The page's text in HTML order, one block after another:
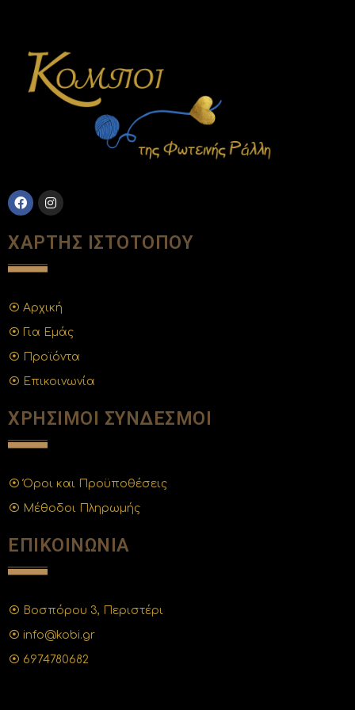
ΧΑΡΤΗΣ ΙΣΤΟΤΟΠΟΥ
Αρχική
Για Εμάς
Προϊόντα
Επικοινωνία
ΧΡΗΣΙΜΟΙ ΣΥΝΔΕΣΜΟΙ
Όροι και Προϋποθέσεις
Μέθοδοι Πληρωμής
ΕΠΙΚΟΙΝΩΝΙΑ
Βοσπόρου 3, Περιστέρι
info@kobi.gr
6974780682